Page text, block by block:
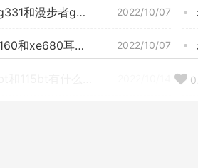
0
2022/10/07
真实情况透露罗技g331和漫步者g4哪个好？只选对的不选贵的
2022/10/07
【精华帖】vivoxe160和xe680耳机的区别？评测比较哪款好